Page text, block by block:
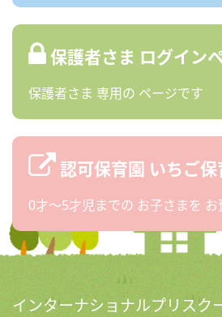
保護者さま ログイン
保護者さま 専用の ページです
認可保育園 いちご保
0才〜5才児までの お子さまを お
インターナショナルプリスク